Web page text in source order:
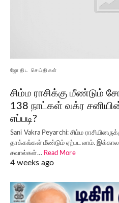
ஜோதிட செய்திகள்
சிம்ம ராசிக்கு மீண்டும்
138 நாட்கள் வக்ர
எப்படி?
Sani Vakra Peyarchi: சிம்ம
தாக்கங்கள் மீண்டும் ஏற்படலாம்.
சவால்கள்… Read More
4 weeks ago